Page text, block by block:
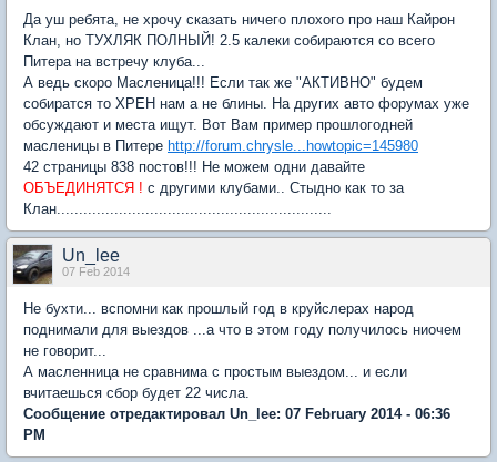
Да уш ребята, не хрочу сказать ничего плохого про наш Кайрон
Клан, но ТУХЛЯК ПОЛНЫЙ! 2.5 калеки собираются со всего
Питера на встречу клуба...
А ведь скоро Масленица!!! Если так же "АКТИВНО" будем
собиратся то ХРЕН нам а не блины. На других авто форумах уже
обсуждают и места ищут. Вот Вам пример прошлогодней
масленицы в Питере http://forum.chrysle...howtopic=145980
42 страницы 838 постов!!! Не можем одни давайте
ОБЪЕДИНЯТСЯ ! с другими клубами.. Стыдно как то за
Клан..............................................................
Un_lee
07 Feb 2014
Не бухти... вспомни как прошлый год в круйслерах народ
поднимали для выездов ...а что в этом году получилось ниочем
не говорит...
А масленница не сравнима с простым выездом... и если
вчитаешься сбор будет 22 числа.
Сообщение отредактировал Un_lee: 07 February 2014 - 06:36
PM